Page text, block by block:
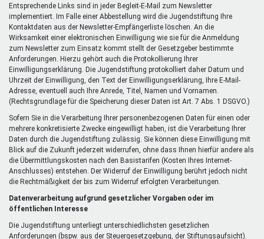
Entsprechende Links sind in jeder Begleit-E-Mail zum Newsletter
implementiert. Im Falle einer Abbestellung wird die Jugendstiftung Ihre
Kontaktdaten aus der Newsletter-Empfängerliste löschen. An die
Wirksamkeit einer elektronischen Einwilligung wie sie für die Anmeldung
zum Newsletter zum Einsatz kommt stellt der Gesetzgeber bestimmte
Anforderungen. Hierzu gehört auch die Protokollierung Ihrer
Einwilligungserklärung. Die Jugendstiftung protokolliert daher Datum und
Uhrzeit der Einwilligung, den Text der Einwilligungserklärung, Ihre E-Mail-
Adresse, eventuell auch Ihre Anrede, Titel, Namen und Vornamen.
(Rechtsgrundlage für die Speicherung dieser Daten ist Art. 7 Abs. 1 DSGVO.)
Sofern Sie in die Verarbeitung Ihrer personenbezogenen Daten für einen oder
mehrere konkretisierte Zwecke eingewilligt haben, ist die Verarbeitung Ihrer
Daten durch die Jugendstiftung zulässig. Sie können diese Einwilligung mit
Blick auf die Zukunft jederzeit widerrufen, ohne dass Ihnen hierfür andere als
die Übermittlungskosten nach den Basistarifen (Kosten Ihres Internet-
Anschlusses) entstehen. Der Widerruf der Einwilligung berührt jedoch nicht
die Rechtmäßigkeit der bis zum Widerruf erfolgten Verarbeitungen.
Datenverarbeitung aufgrund gesetzlicher Vorgaben oder im
öffentlichen Interesse
Die Jugendstiftung unterliegt unterschiedlichsten gesetzlichen
Anforderungen (bspw. aus der Steuergesetzgebung, der Stiftungsaufsicht).